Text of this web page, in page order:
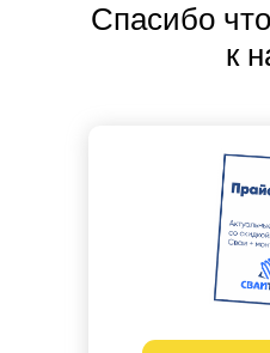
Cпасибо
к